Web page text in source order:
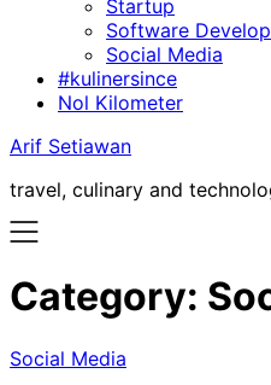
Startup
Software
Social Media
#kulinersince
Nol Kilometer
Arif Setiawan
travel, culinary and
Category:
Social Media